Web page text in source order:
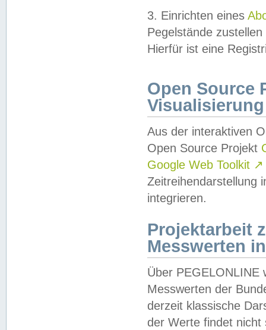
3. Einrichten eines
Pegelstände
Hierfür ist eine
Open Source
Visualisierung
Aus der interaktiven
Open Source Projekt
Google Web Toolkit ↗
Zeitreihendarstellung
integrieren.
Projektarbeit
Messwerten
Über PEGELONLINE
Messwerten der
derzeit klassische
der Werte findet